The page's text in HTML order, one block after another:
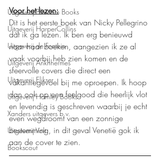
Uitgeverij Blossom Books
Uitgeverij HarperCollins
Uitgeverij de Fontein
Uitgeverij Ankhhermes
Uitgeverij Elikser
Uitgeverij Hamley Books
Xanders uitgevers b.v.
Uitgeverij Volt
Bookscout
Voor het lezen:
Dit is het eerste boek van Nicky Pellegrino
dat ik ga lezen. Ik ben erg benieuwd
naar haar boeken, aangezien ik ze al
vaak voorbij heb zien komen en de
sfeervolle covers die direct een
vakantiegevoel bij me oproepen. Ik hoop
dan ook op een feelgood die heerlijk vlot
en levendig is geschreven waarbij je echt
even wegdroomt van een zonnige
bestemming, in dit geval Venetië gok ik
aan de cover te zien.